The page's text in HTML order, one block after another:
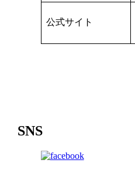
公式サイト
SNS